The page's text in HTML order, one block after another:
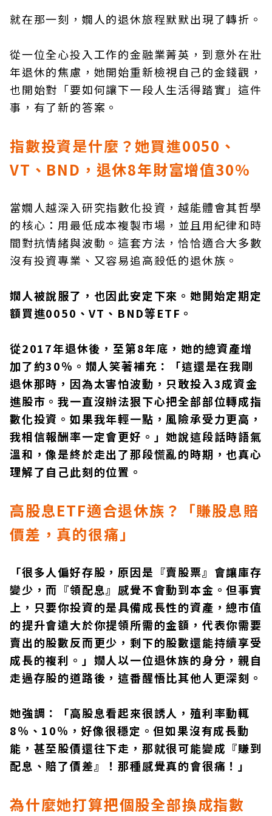
就在那一刻，嫺人的退休旅程默默出現了轉折。
從一位全心投入工作的金融業菁英，到意外在壯
年退休的焦慮，她開始重新檢視自己的金錢觀，
也開始對「要如何讓下一段人生活得踏實」這件
事，有了新的答案。
指數投資是什麼？她買進0050、
VT、BND，退休8年財富增值30%
當嫺人越深入研究指數化投資，越能體會其哲學
的核心：用最低成本複製市場，並且用紀律和時
間對抗情緒與波動。這套方法，恰恰適合大多數
沒有投資專業、又容易追高殺低的退休族。
嫺人被說服了，也因此安定下來。她開始定期定
額買進0050、VT、BND等ETF。
從2017年退休後，至第8年底，她的總資產增
加了約30％。嫺人笑著補充：「這還是在我剛
退休那時，因為太害怕波動，只敢投入3成資金
進股市。我一直沒辦法狠下心把全部部位轉成指
數化投資。如果我年輕一點，風險承受力更高，
我相信報酬率一定會更好。」她說這段話時語氣
溫和，像是終於走出了那段慌亂的時期，也真心
理解了自己此刻的位置。
高股息ETF適合退休族？「賺股息賠
價差，真的很痛」
「很多人偏好存股，原因是『賣股票』會讓庫存
變少，而『領配息』感覺不會動到本金。但事實
上，只要你投資的是具備成長性的資產，總市值
的提升會遠大於你提領所需的金額，代表你需要
賣出的股數反而更少，剩下的股數還能持續享受
成長的複利。」嫺人以一位退休族的身分，親自
走過存股的道路後，這番醒悟比其他人更深刻。
她強調：「高股息看起來很誘人，殖利率動輒
8％、10％，好像很穩定。但如果沒有成長動
能，甚至股價還往下走，那就很可能變成『賺到
配息、賠了價差』！那種感覺真的會很痛！」
為什麼她打算把個股全部換成指數